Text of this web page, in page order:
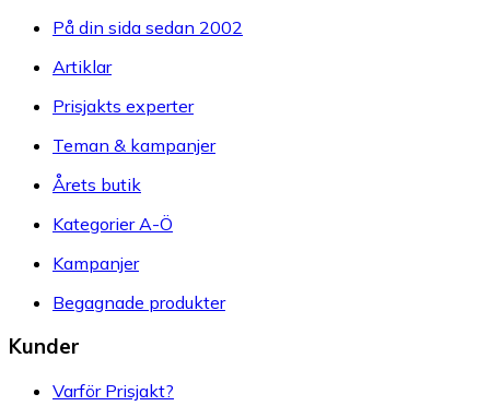
På din sida sedan 2002
Artiklar
Prisjakts experter
Teman & kampanjer
Årets butik
Kategorier A-Ö
Kampanjer
Begagnade produkter
Kunder
Varför Prisjakt?